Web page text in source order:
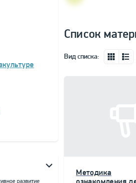
развитие
Список
Вид списка:
Методика